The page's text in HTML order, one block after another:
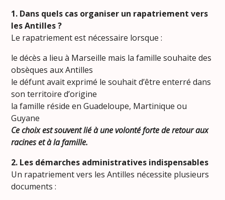
1. Dans quels cas organiser un rapatriement vers
les Antilles ?
Le rapatriement est nécessaire lorsque :
le décès a lieu à Marseille mais la famille souhaite des
obsèques aux Antilles
le défunt avait exprimé le souhait d’être enterré dans
son territoire d’origine
la famille réside en Guadeloupe, Martinique ou
Guyane
Ce choix est souvent lié à une volonté forte de retour aux
racines et à la famille.
2. Les démarches administratives indispensables
Un rapatriement vers les Antilles nécessite plusieurs
documents :